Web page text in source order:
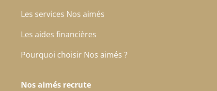
Les services Nos aimés
Les aides financières
Pourquoi choisir Nos aimés ?
Nos aimés recrute